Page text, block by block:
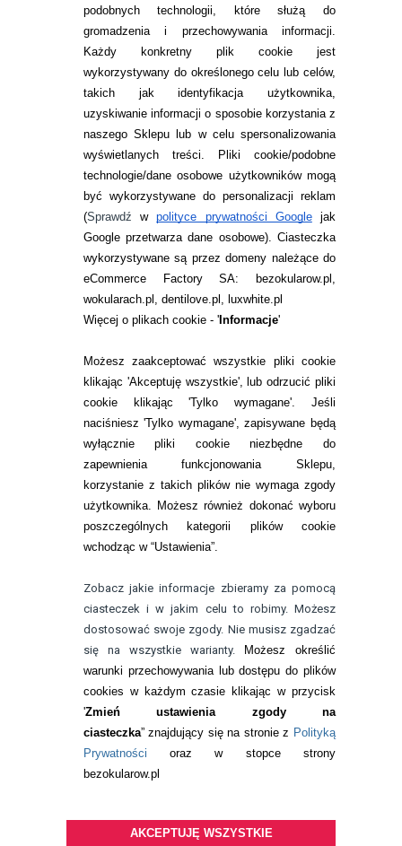
podobnych technologii, które służą do
gromadzenia i przechowywania informacji.
Każdy konkretny plik cookie jest
wykorzystywany do określonego celu lub celów,
takich jak identyfikacja użytkownika,
uzyskiwanie informacji o sposobie korzystania z
naszego Sklepu lub w celu spersonalizowania
wyświetlanych treści.
Pliki cookie/podobne
technologie/dane osobowe użytkowników mogą
być wykorzystywane do personalizacji reklam
(Sprawdźwpolityce prywatności Googlejak
Google przetwarza dane osobowe). Ciasteczka
wykorzystywane są przez domeny należące do
eCommerce Factory SA: bezokularow.pl,
wokularach.pl, dentilove.pl, luxwhite.pl
Więcej o plikach cookie - 'Informacje'
Możesz zaakceptować wszystkie pliki cookie
klikając 'Akceptuję wszystkie', lub odrzucić pliki
cookie klikając 'Tylko wymagane'. Jeśli
naciśniesz 'Tylko wymagane', zapisywane będą
wyłącznie pliki cookie niezbędne do
zapewnienia funkcjonowania Sklepu,
korzystanie z takich plików nie wymaga zgody
użytkownika. Możesz również dokonać wyboru
poszczególnych kategorii plików cookie
wchodząc w “Ustawienia”.
Zobacz jakie informacje zbieramy za pomocą
ciasteczek i w jakim celu to robimy. Możesz
dostosować swoje zgody. Nie musisz zgadzać
się na wszystkie warianty.
Możesz określić
warunki przechowywania lub dostępu do plików
cookies w każdym czasie klikając w przycisk
'Zmień ustawienia zgody na
ciasteczka” znajdujący się na stronie z Polityką
Prywatności oraz w stopce strony
bezokularow.pl
AKCEPTUJĘ WSZYSTKIE
39,99pln 84,99 pln
INFORMACJE KONTAKTOWE
JAK ZAMAWIAĆ?
ZWROTY I REKLAMACJA
WARUNKI ZAKUPÓW
RANKINGI SOCZEWEK
SOCZEWKI KOLOROWE
Zwrot (odstąpienie od umowy)
ZMIEŃ USTAWIENIA ZGODY NA CIASTECZKA
KONTAKT
telefon:
22 113 44 42
telefon:
732 08 08 72
kontakt@bezokularow.pl
BEZOKULARÓW.PL | soczewki kontaktowe i płyny